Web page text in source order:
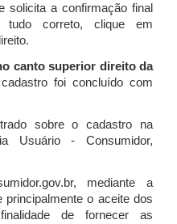
solicita a confirmação final
tudo correto, clique em
canto superior direito da
foi concluído com
sobre o cadastro na
Usuário - Consumidor,
mediante a
o aceite dos
de fornecer as